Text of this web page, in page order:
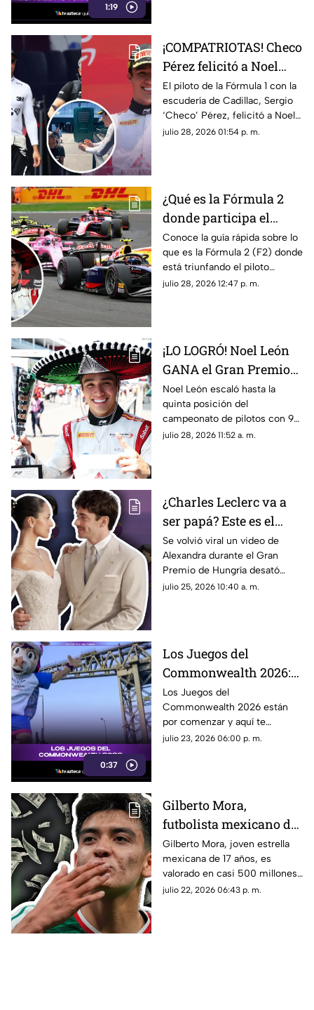
1:19
¡COMPATRIOTAS! Checo
Pérez felicitó a Noel
León por su victoria en
el GP de Hungría; esto
fue lo que dijo el de
Cadillac
El piloto de la Fórmula 1 con la
escudería de Cadillac, Sergio
‘Checo’ Pérez, felicitó a Noel
León luego de su triunfo en el
julio 28, 2026 01:54 p. m.
¿Qué es la Fórmula 2
donde participa el
mexicano Noel León?
Lo que debes saber
Conoce la guía rápida sobre lo
que es la Fórmula 2 (F2) donde
está triunfando el piloto
mexicano de 21 años, Noel
julio 28, 2026 12:47 p. m.
¡LO LOGRÓ! Noel León
GANA el Gran Premio
de Hungría en la F2
Noel León escaló hasta la
quinta posición del
campeonato de pilotos con 94
unidades, impulsando también
julio 28, 2026 11:52 a. m.
¿Charles Leclerc va a
ser papá? Este es el
VIDEO que desató
rumores sobre el
embarazo de
Alexandra; así fue
Hungría
Se volvió viral un video de
Alexandra durante el Gran
Premio de Hungría desató
rumores sobre un embarazo.
julio 25, 2026 10:40 a. m.
0:37
Los Juegos del
Commonwealth 2026:
qué son, fechas y de qué
se trata
Los Juegos del
Commonwealth 2026 están
por comenzar y aquí te
contamos qué son, cuándo se
julio 23, 2026 06:00 p. m.
Gilberto Mora,
futbolista mexicano de
17 años de edad, es
valorado en casi 500
millones tras la Copa
Mundial de la FIFA
Gilberto Mora, joven estrella
mexicana de 17 años, es
valorado en casi 500 millones
tras la Copa Mundial de la FIFA
julio 22, 2026 06:43 p. m.